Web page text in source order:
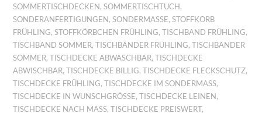
SOMMERTISCHDECKEN ,SOMMERTISCHTUCH ,
SONDERANFERTIGUNGEN ,SONDERMASSE ,STOFFKORB
FRÜHLING,STOFFKÖRBCHEN FRÜHLING,TISCHBAND FRÜHLING,
TISCHBAND SOMMER,TISCHBÄNDER FRÜHLING,TISCHBÄNDER
SOMMER,TISCHDECKE ABWASCHBAR,TISCHDECKE
ABWISCHBAR,TISCHDECKE BILLIG,TISCHDECKE FLECKSCHUTZ,
TISCHDECKE FRÜHLING,TISCHDECKE IM SONDERMASS ,
TISCHDECKE IN WUNSCHGRÖSSE ,TISCHDECKE LEINEN ,
TISCHDECKE NACH MASS ,TISCHDECKE PREISWERT,